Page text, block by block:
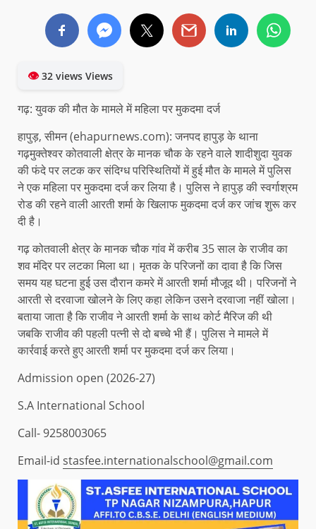
👁32 views Views
गढ़: युवक की मौत के मामले में महिला पर मुकदमा दर्ज
हापुड़, सीमन (ehapurnews.com): जनपद हापुड़ के थाना
गढ़मुक्तेश्वर कोतवाली क्षेत्र के मानक चौक के रहने वाले शादीशुदा युवक
की फंदे पर लटक कर संदिग्ध परिस्थितियों में हुई मौत के मामले में पुलिस
ने एक महिला पर मुकदमा दर्ज कर लिया है। पुलिस ने हापुड़ की स्वर्गाश्रम
रोड की रहने वाली आरती शर्मा के खिलाफ मुकदमा दर्ज कर जांच शुरू कर
दी है।
गढ़ कोतवाली क्षेत्र के मानक चौक गांव में करीब 35 साल के राजीव का
शव मंदिर पर लटका मिला था। मृतक के परिजनों का दावा है कि जिस
समय यह घटना हुई उस दौरान कमरे में आरती शर्मा मौजूद थी। परिजनों ने
आरती से दरवाजा खोलने के लिए कहा लेकिन उसने दरवाजा नहीं खोला।
बताया जाता है कि राजीव ने आरती शर्मा के साथ कोर्ट मैरिज की थी
जबकि राजीव की पहली पत्नी से दो बच्चे भी हैं। पुलिस ने मामले में
कार्रवाई करते हुए आरती शर्मा पर मुकदमा दर्ज कर लिया।
Admission open (2026-27)
S.A International School
Call- 9258003065
Email-id stasfee.internationalschool@gmail.com